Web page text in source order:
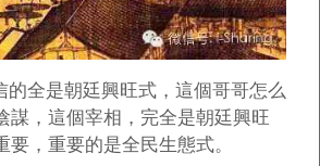
的全是朝廷興旺式，這個哥哥怎么
謀，這個宰相，完全是朝廷興旺
要，重要的是全民生態式。